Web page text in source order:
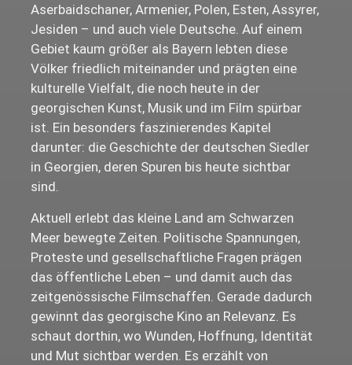
Aserbaidschaner, Armenier, Polen, Esten, Assyrer,
Jesiden – und auch viele Deutsche. Auf einem
Gebiet kaum größer als Bayern lebten diese
Völker friedlich miteinander und prägten eine
kulturelle Vielfalt, die noch heute in der
georgischen Kunst, Musik und im Film spürbar
ist. Ein besonders faszinierendes Kapitel
darunter: die Geschichte der deutschen Siedler
in Georgien, deren Spuren bis heute sichtbar
sind.
Aktuell erlebt das kleine Land am Schwarzen
Meer bewegte Zeiten. Politische Spannungen,
Proteste und gesellschaftliche Fragen prägen
das öffentliche Leben – und damit auch das
zeitgenössische Filmschaffen. Gerade dadurch
gewinnt das georgische Kino an Relevanz. Es
schaut dorthin, wo Wunden, Hoffnung, Identität
und Mut sichtbar werden. Es erzählt von